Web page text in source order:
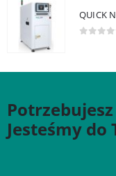
QUICK
Jesteśmy do